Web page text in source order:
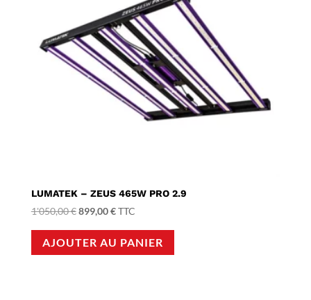
LUMATEK – ZEUS 465W PRO 2.9
1'050,00€Le
initial
était :
899,00€Le
actuel
est :
TTC
AJOUTER AU PANIER